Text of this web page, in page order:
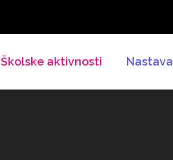
Školske aktivnosti Nastava